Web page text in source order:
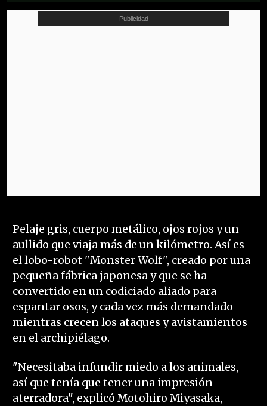
Pelaje gris, cuerpo metálico, ojos rojos y un
aullido que viaja más de un kilómetro. Así es
el lobo-robot "Monster Wolf", creado por una
pequeña fábrica japonesa y que se ha
convertido en un codiciado aliado para
espantar osos, y cada vez más demandado
mientras crecen los ataques y avistamientos
en el archipiélago.
"Necesitaba infundir miedo a los animales,
así que tenía que tener una impresión
aterradora", explicó Motohiro Miyasaka,